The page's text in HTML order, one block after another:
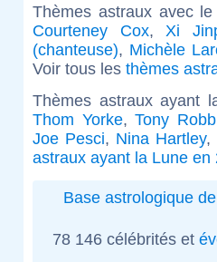
Thèmes astraux avec
Courteney Cox, Xi
(chanteuse), Michèle
Voir tous les thèmes
Thèmes astraux ayant
Thom Yorke,Tony
Joe Pesci, Nina Hartley,
astraux ayant la Lune en
Base astrologique
78 146 célébrités et